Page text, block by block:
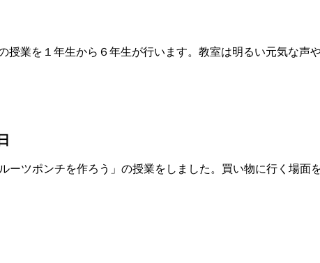
業を１年生から６年生が行います。教室は明るい元気な声
ツポンチを作ろう」の授業をしました。買い物に行く場面